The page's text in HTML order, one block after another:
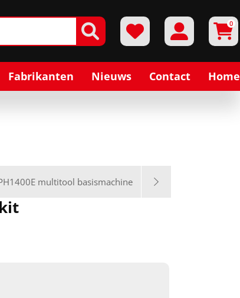
0
Fabrikanten Nieuws Contact Home
multitool basismachine